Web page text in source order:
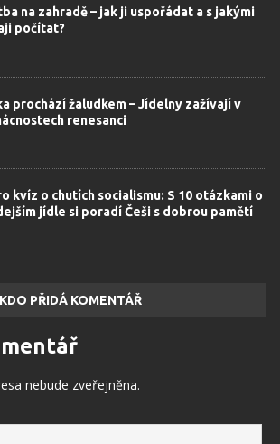
na zahradě – jak ji uspořádat a s jakými
počítat?
prochází žaludkem – Jídelny zažívají v
renesanci
kvíz o chutích socialismu: S 10 otázkami o
jídle si poradí Češi s dobrou pamětí
PŘIDÁ KOMENTÁŘ
nebude zveřejněna.